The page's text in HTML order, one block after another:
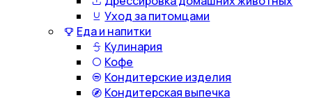
Уход за питомцами
Еда и напитки
Кулинария
Кофе
Кондитерские изделия
Кондитерская выпечка